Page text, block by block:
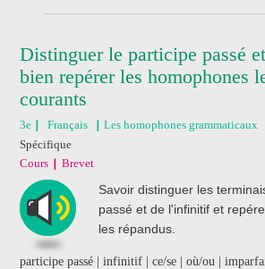
Distinguer le participe passé
bien repérer les homophones
courants
3e Français
Les homophones grammaticaux
Spécifique
Cours
Brevet
Savoir distinguer les
passé et de l'infinitif et
les répandus.
participe passé | infinitif | ce/se | où/ou |